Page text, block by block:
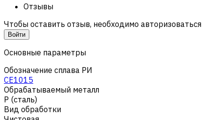
Отзывы
Чтобы оставить отзыв, необходимо авторизоваться
Войти
Основные параметры
Обозначение сплава РИ
CE1015
Обрабатываемый металл
Р (сталь)
Вид обработки